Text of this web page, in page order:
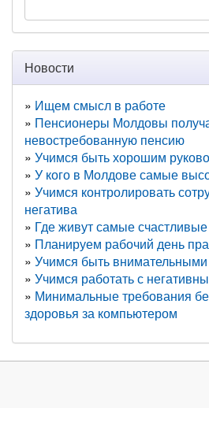
Новости
Ищем смысл в работе
Пенсионеры Молдовы
невостребованную пенсию
Учимся быть хорошим
У кого в Молдове самые
Учимся контролировать
негатива
Где живут самые
Планируем рабочий день
Учимся быть
Учимся работать с
Минимальные требования
здоровья за компьютером